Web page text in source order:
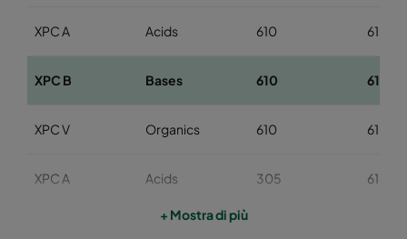
XPC A Acids 610 610
XPC B Bases 610 610
XPC V Organics 610 610
XPC A Acids 305 610
+ Mostra di più